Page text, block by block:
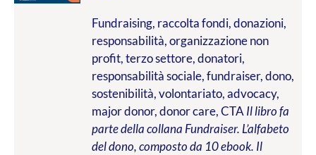
Fundraising, raccolta fondi, donazioni,
responsabilità, organizzazione non
profit, terzo settore, donatori,
responsabilità sociale, fundraiser, dono,
sostenibilità, volontariato, advocacy,
major donor, donor care, CTA Il libro fa
parte della collana Fundraiser. L’alfabeto
del dono, composto da 10 ebook. Il